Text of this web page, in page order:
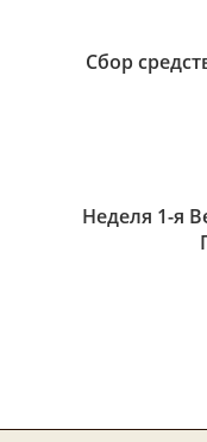
Сбор
Неделя 1-я